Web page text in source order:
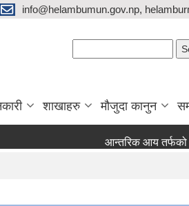
info@helambumun.gov.np,
शाखाहरु मौजुदा कानुन
आन्तरिक आय तर्फको